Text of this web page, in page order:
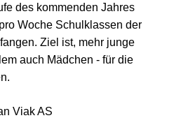
des kommenden Jahres
Woche Schulklassen der
Ziel ist, mehr junge
auch Mädchen - für die
Viak AS